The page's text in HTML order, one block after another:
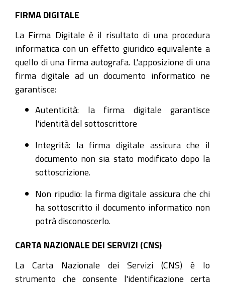
FIRMA DIGITALE
La Firma Digitale è il risultato di una procedura
informatica con un effetto giuridico equivalente a
quello di una firma autografa. L'apposizione di una
firma digitale ad un documento informatico ne
garantisce:
Autenticità: la firma digitale garantisce
l'identità del sottoscrittore
Integrità: la firma digitale assicura che il
documento non sia stato modificato dopo la
sottoscrizione.
Non ripudio: la firma digitale assicura che chi
ha sottoscritto il documento informatico non
potrà disconoscerlo.
CARTA NAZIONALE DEI SERVIZI (CNS)
La Carta Nazionale dei Servizi (CNS) è lo
strumento che consente l'identificazione certa